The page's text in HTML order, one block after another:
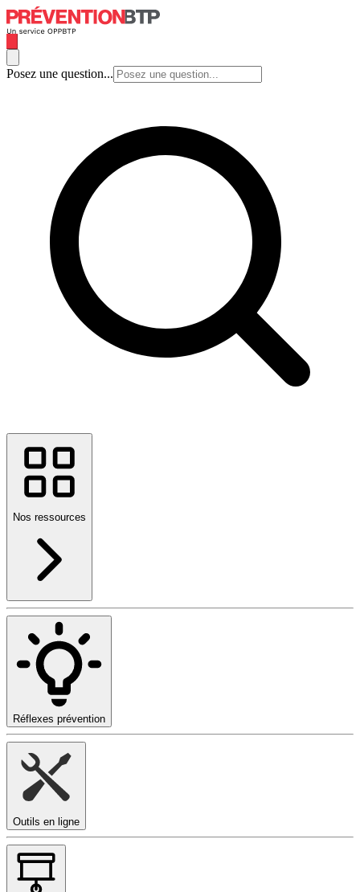
Posez une question...
Nos ressources
Réflexes prévention
Outils en ligne